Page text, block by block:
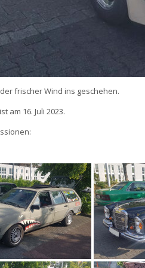
frischer Wind ins geschehen.
am 16. Juli 2023.